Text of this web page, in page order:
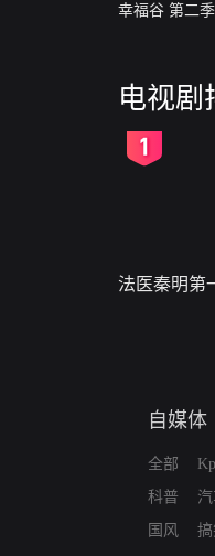
幸福谷 第二季
电视剧
法医秦明第
自媒体
全部
科普
国风